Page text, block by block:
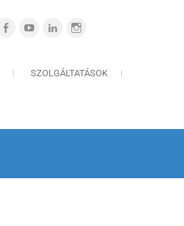
SZOLGÁLTATÁSOK